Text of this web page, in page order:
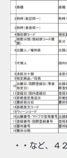
・・など、４